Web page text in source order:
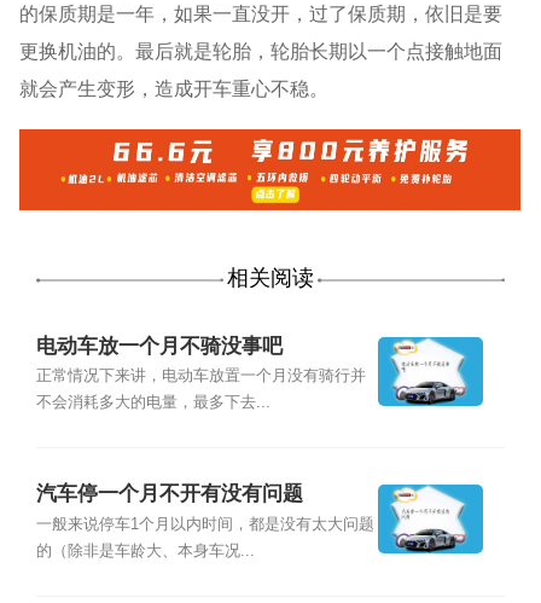
的保质期是一年，如果一直没开，过了保质期，依旧是要
更换机油的。最后就是轮胎，轮胎长期以一个点接触地面
就会产生变形，造成开车重心不稳。
相关阅读
电动车放一个月不骑没事吧
正常情况下来讲，电动车放置一个月没有骑行并
不会消耗多大的电量，最多下去...
汽车停一个月不开有没有问题
一般来说停车1个月以内时间，都是没有太大问题
的（除非是车龄大、本身车况...